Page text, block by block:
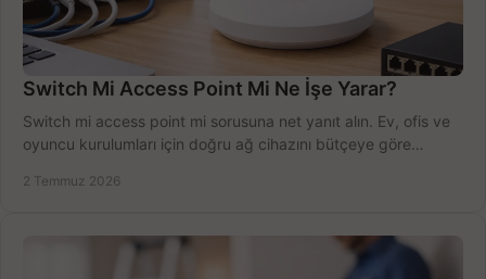
Switch Mi Access Point Mi Ne İşe Yarar?
Switch mi access point mi sorusuna net yanıt alın. Ev, ofis ve
oyuncu kurulumları için doğru ağ cihazını bütçeye göre
2 Temmuz 2026